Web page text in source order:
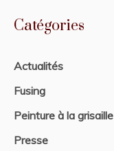
Catégories
Actualités
Fusing
Peinture à la grisaille
Presse